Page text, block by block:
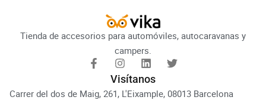
Tienda de accesorios para automóviles, autocaravanas y
campers.
Visítanos
Carrer del dos de Maig, 261, L'Eixample, 08013 Barcelona